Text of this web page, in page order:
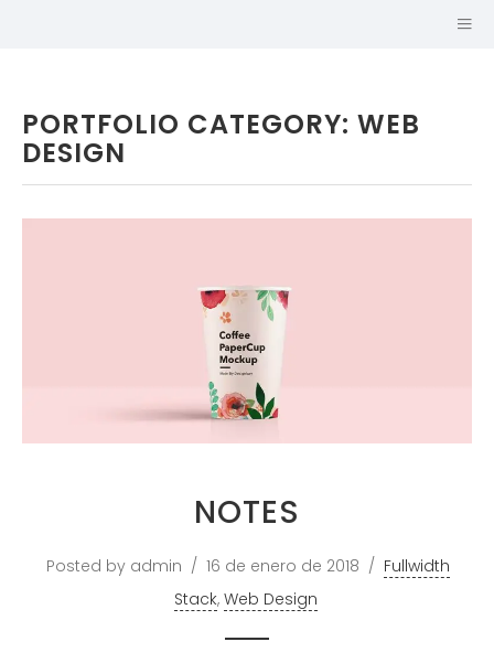
WILFREDO
TORRES ORTÍZ
ING. COM
PORTFOLIO CATEGORY: WEB
DESIGN
NOTES
Posted by admin 16 de enero de 2018
Fullwidth
Stack, Web Design